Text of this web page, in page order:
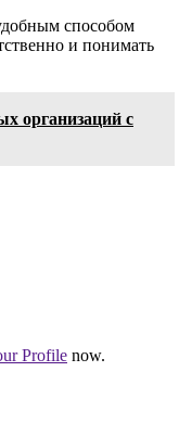
способом
и понимать
организаций с
Profile now.